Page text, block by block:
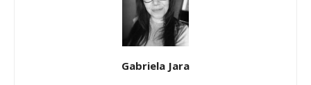
Gabriela Jara